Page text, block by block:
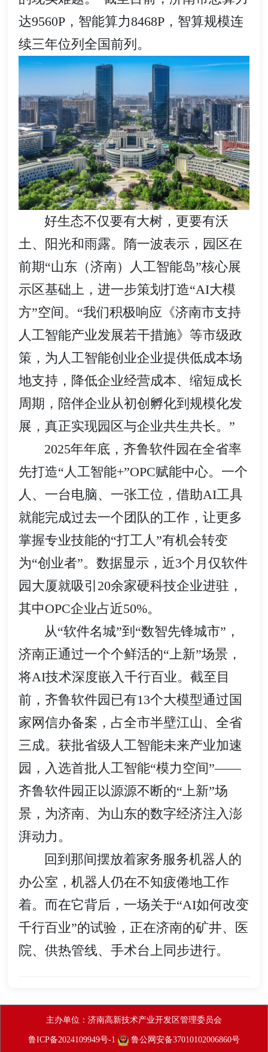
达9560P，智能算力8468P，智算规模连
续三年位列全国前列。
好生态不仅要有大树，更要有沃
土、阳光和雨露。隋一波表示，园区在
前期“山东（济南）人工智能岛”核心展
示区基础上，进一步策划打造“AI大模
方”空间。“我们积极响应《济南市支持
人工智能产业发展若干措施》等市级政
策，为人工智能创业企业提供低成本场
地支持，降低企业经营成本、缩短成长
周期，陪伴企业从初创孵化到规模化发
展，真正实现园区与企业共生共长。”
2025年年底，齐鲁软件园在全省率
先打造“人工智能+”OPC赋能中心。一个
人、一台电脑、一张工位，借助AI工具
就能完成过去一个团队的工作，让更多
掌握专业技能的“打工人”有机会转变
为“创业者”。数据显示，近3个月仅软件
园大厦就吸引20余家硬科技企业进驻，
其中OPC企业占近50%。
从“软件名城”到“数智先锋城市”，
济南正通过一个个鲜活的“上新”场景，
将AI技术深度嵌入千行百业。截至目
前，齐鲁软件园已有13个大模型通过国
家网信办备案，占全市半壁江山、全省
三成。获批省级人工智能未来产业加速
园，入选首批人工智能“模力空间”——
齐鲁软件园正以源源不断的“上新”场
景，为济南、为山东的数字经济注入澎
湃动力。
回到那间摆放着家务服务机器人的
办公室，机器人仍在不知疲倦地工作
着。而在它背后，一场关于“AI如何改变
千行百业”的试验，正在济南的矿井、医
院、供热管线、手术台上同步进行。
主办单位：济南高新技术产业开发区管理委员会
鲁ICP备2024109949号-1 鲁公网安备37010102006860号